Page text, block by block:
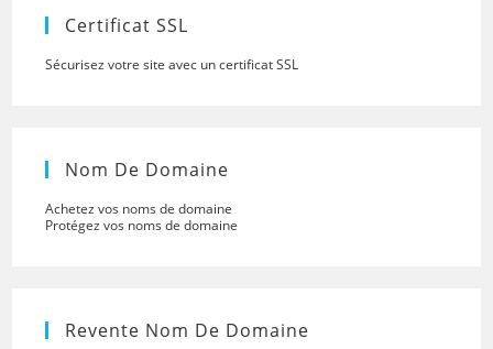
Certificat SSL
Sécurisez votre site avec un certificat SSL
Nom De Domaine
Achetez vos noms de domaine
Protégez vos noms de domaine
Revente Nom De Domaine